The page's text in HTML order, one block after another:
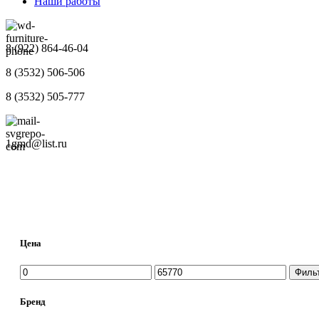
8 (922) 864-46-04
8 (3532) 506-506
8 (3532) 505-777
1gmd@list.ru
Цена
Минимальная
цена
Максимальная
цена
Бренд